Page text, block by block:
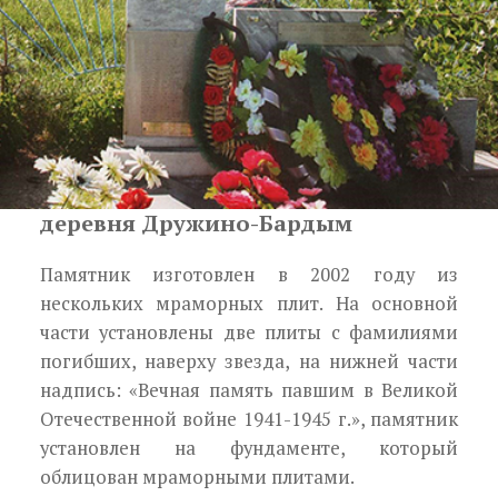
деревня Дружино-Бардым
Памятник изготовлен в 2002 году из
нескольких мраморных плит. На основной
части установлены две плиты с фамилиями
погибших, наверху звезда, на нижней части
надпись: «Вечная память павшим в Вели­кой
Отечественной войне 1941-1945 г.», памятник
установлен на фундаменте, который
облицован мраморными плитами.